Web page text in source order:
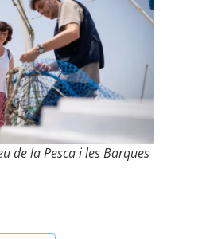
de la Pesca i les Barques